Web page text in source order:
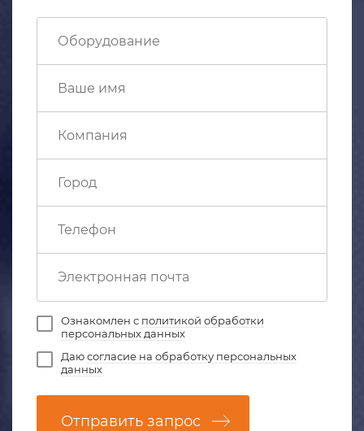
Ознакомлен с политикой обработки
персональных данных
Даюсогласие на обработку персональных
данных
Отправить запрос